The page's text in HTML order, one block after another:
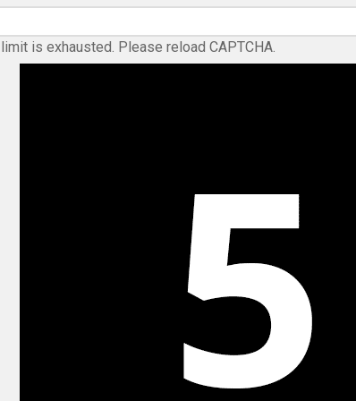
is exhausted. Please reload CAPTCHA.